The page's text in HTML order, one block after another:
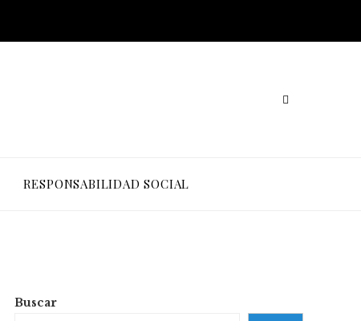
RESPONSABILIDAD SOCIAL
Buscar